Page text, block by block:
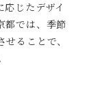
じたデザイ
都では、季節
ることで、